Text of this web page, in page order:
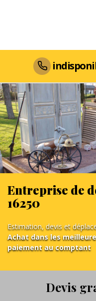
Entreprise de
16250
Estimation, devis et
Achat dans les
paiement au comptant
Devis